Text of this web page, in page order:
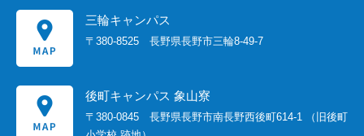
三輪キャンパス
〒380-8525 長野県長野市三輪8-49-7
後町キャンパス 象山寮
〒380-0845 長野県長野市南長野西後町614-1 （旧後町